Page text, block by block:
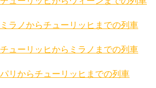
ミラノからチューリッヒまでの列車
チューリッヒからミラノまでの列車
パリからチューリッヒまでの列車